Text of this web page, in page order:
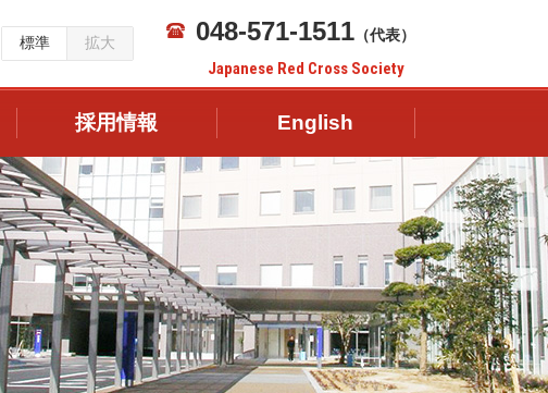
標準 拡大 048-571-1511 （代表）
Japanese Red Cross Society
採用情報 English